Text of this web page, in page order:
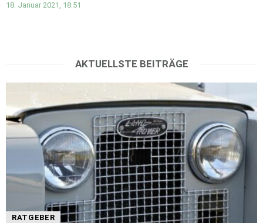
18. Januar 2021, 18:51
AKTUELLSTE BEITRÄGE
RATGEBER